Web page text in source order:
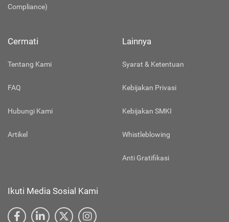
Compliance)
Cermati
Tentang Kami
FAQ
Hubungi Kami
Artikel
Lainnya
Syarat & Ketentuan
Kebijakan Privasi
Kebijakan SMKI
Whistleblowing
Anti Gratifikasi
Ikuti Media Sosial Kami